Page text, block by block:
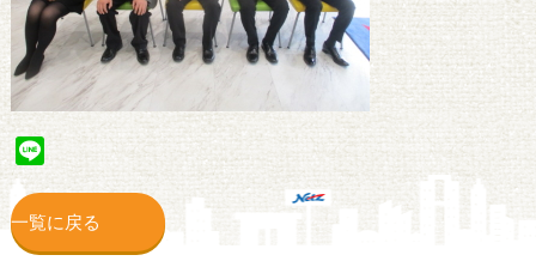
一覧に戻る